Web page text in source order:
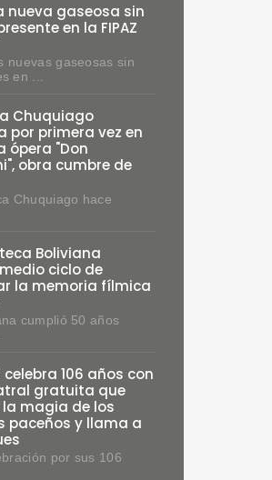
nueva gaseosa sin
en la FIPAZ
nuevas gaseosas sin
en ...
Chuquiago
por primera vez en
ópera "Don
obra cumbre de
Chuquiago hace
Boliviana
ciclo de
la memoria fílmica
cumplió 50 años
106 años con
gratuita que
magia de los
paceños y llama a
por sus 106